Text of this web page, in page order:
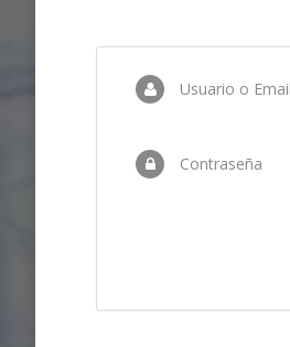
Usuario o Email
Contraseña